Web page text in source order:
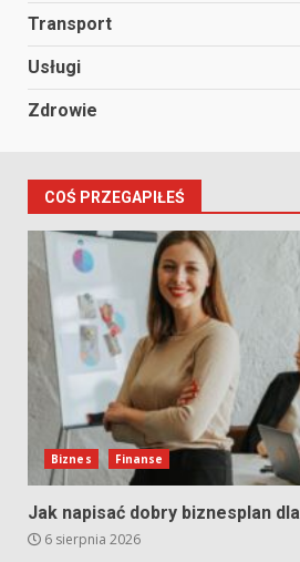
Transport
Usługi
Zdrowie
COŚ PRZEGAPIŁEŚ
Biznes Finanse
Jak napisać dobry biznesplan
6 sierpnia 2026